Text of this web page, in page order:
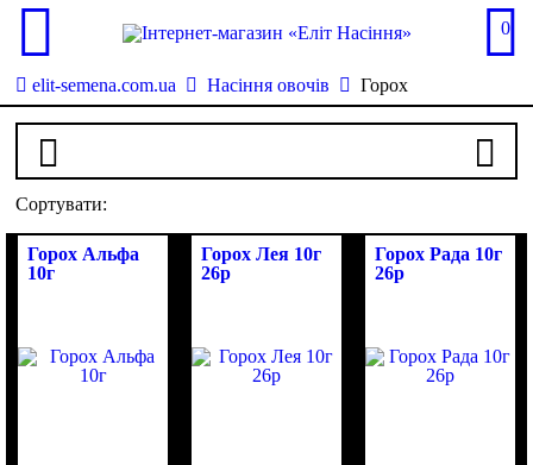
0
elit-semena.com.ua Насіння овочів Горох
Сортувати:
Горох Альфа
10г
Горох Лея 10г
26р
Горох Рада 10г
26р